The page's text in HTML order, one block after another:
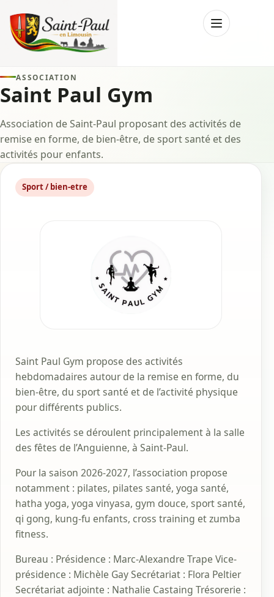
Menu
ASSOCIATION
Saint Paul Gym
Association de Saint-Paul proposant des activités de
remise en forme, de bien-être, de sport santé et des
activités pour enfants.
Sport / bien-etre
Saint Paul Gym propose des activités
hebdomadaires autour de la remise en forme, du
bien-être, du sport santé et de l’activité physique
pour différents publics.
Les activités se déroulent principalement à la salle
des fêtes de l’Anguienne, à Saint-Paul.
Pour la saison 2026-2027, l’association propose
notamment : pilates, pilates santé, yoga santé,
hatha yoga, yoga vinyasa, gym douce, sport santé,
qi gong, kung-fu enfants, cross training et zumba
fitness.
Bureau : Présidence : Marc-Alexandre Trape Vice-
présidence : Michèle Gay Secrétariat : Flora Peltier
Secrétariat adjointe : Nathalie Castaing Trésorerie :